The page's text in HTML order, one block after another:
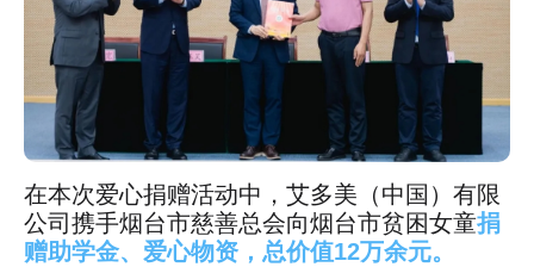
在本次爱心捐赠活动中，艾多美（中国）有限
公司携手烟台市慈善总会向烟台市贫困女童捐
赠助学金、爱心物资，总价值12万余元。